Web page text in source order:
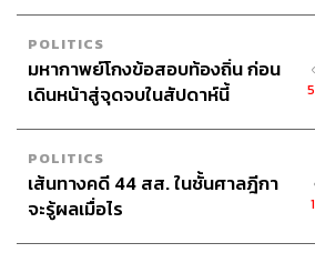
เราเลือกจับคู่เป็นสครับซากุระเพื่อฟื้นฟู
ในช่วงนี้ให้กระจ่างใส และออยล์กลิ่น
หอมสดชื่นหายเหนื่อยจากเกรปฟรุต
เดิมทีตัวสปาจะอยู่ชั้นบน แบ่งเป็นห้องเ
ตกแต่งในโทนสีขาวสลับไม้ที่ดูเรียบง่าย
POLITICS
มหากาพย์โกงข้อสอบท้องถิ่น ก่อน
เดินหน้าสู่จุดจบในสัปดาห์นี้
POLITICS
เส้นทางคดี 44 สส. ในชั้นศาลฎีกา
จะรู้ผลเมื่อไร